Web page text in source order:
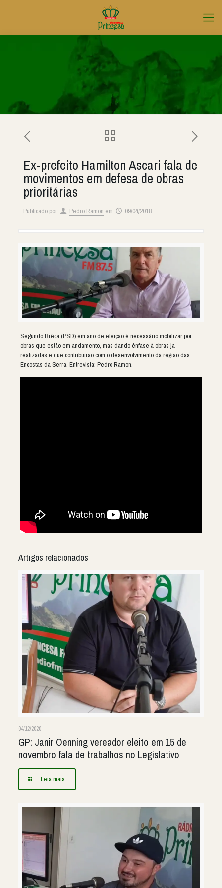
Ex-prefeito Hamilton Ascari fala de
movimentos em defesa de obras
prioritárias
Publicado por Pedro Ramon em 09/04/2018
Segundo Brêca (PSD) em ano de eleição é necessário mobilizar por
obras que estão em andamento, mas dando ênfase à obras ja
realizadas e que contribuirão com o desenvolvimento da região das
Encostas da Serra. Entrevista: Pedro Ramon.
Artigos relacionados
04/12/2020
GP: Janir Oenning vereador eleito em 15 de
novembro fala de trabalhos no Legislativo
Leia mais